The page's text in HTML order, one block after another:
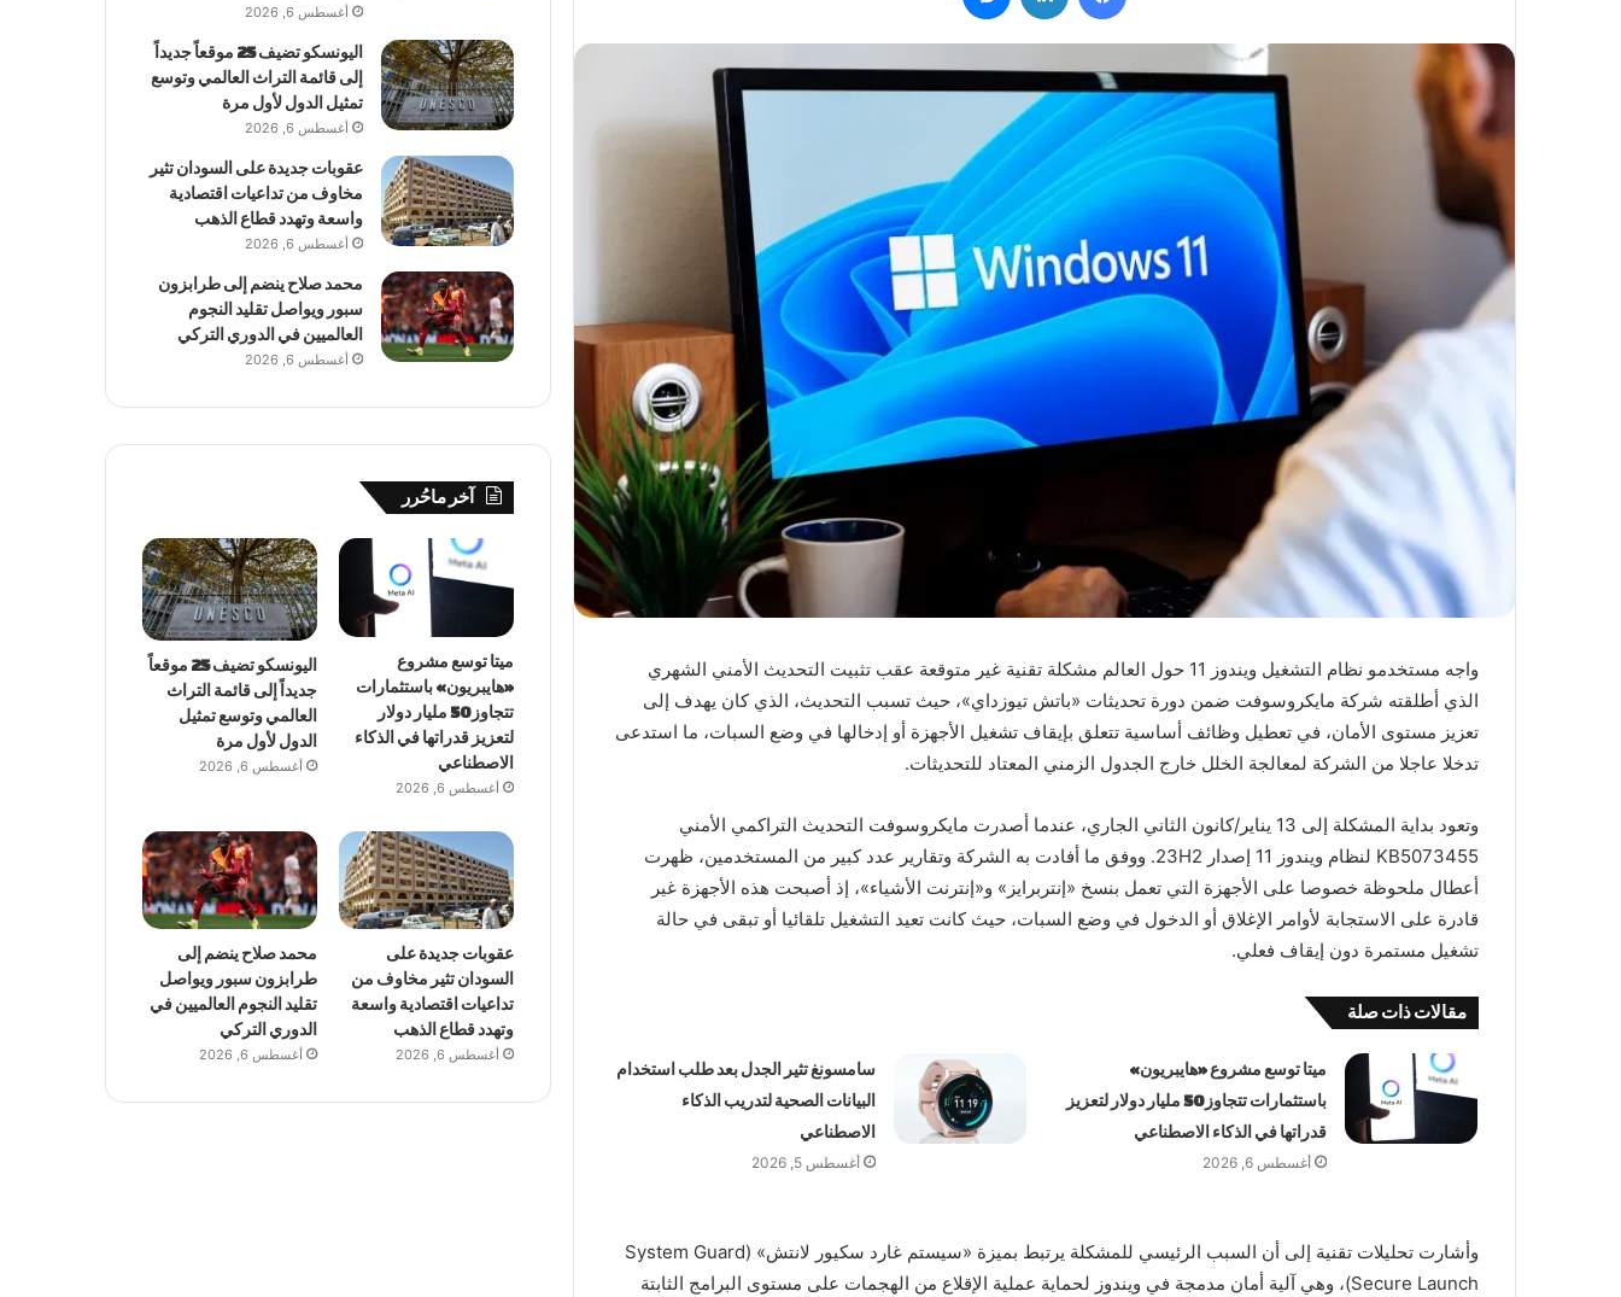
واجه مستخدمو نظام التشغيل ويندوز 11 حول العالم مشكلة تقنية غير متوقعة عقب تثبيت التحديث الأمني الشهري
الذي أطلقته شركة مايكروسوفت ضمن دورة تحديثات «باتش تيوزداي»، حيث تسبب التحديث، الذي كان يهدف إلى
تعزيز مستوى الأمان، في تعطيل وظائف أساسية تتعلق بإيقاف تشغيل الأجهزة أو إدخالها في وضع السبات، ما استدعى
تدخلا عاجلا من الشركة لمعالجة الخلل خارج الجدول الزمني المعتاد للتحديثات.
وتعود بداية المشكلة إلى 13 يناير/كانون الثاني الجاري، عندما أصدرت مايكروسوفت التحديث التراكمي الأمني
KB5073455 لنظام ويندوز 11 إصدار 23H2. ووفق ما أفادت به الشركة وتقارير عدد كبير من المستخدمين، ظهرت
أعطال ملحوظة خصوصا على الأجهزة التي تعمل بنسخ «إنتربرايز» و«إنترنت الأشياء»، إذ أصبحت هذه الأجهزة غير
قادرة على الاستجابة لأوامر الإغلاق أو الدخول في وضع السبات، حيث كانت تعيد التشغيل تلقائيا أو تبقى في حالة
تشغيل مستمرة دون إيقاف فعلي.
مقالات ذات صلة
ميتا توسع مشروع «هايبريون»
باستثمارات تتجاوز 50 مليار دولار لتعزيز
قدراتها في الذكاء الاصطناعي
أغسطس 6, 2026
سامسونغ تثير الجدل بعد طلب استخدام
البيانات الصحية لتدريب الذكاء
الاصطناعي
أغسطس 5, 2026
وأشارت تحليلات تقنية إلى أن السبب الرئيسي للمشكلة يرتبط بميزة «سيستم غارد سكيور لانتش» (System Guard
Secure Launch)، وهي آلية أمان مدمجة في ويندوز لحماية عملية الإقلاع من الهجمات على مستوى البرامج الثابتة
أغسطس 6, 2026
اليونسكو تضيف 25 موقعاً جديداً
إلى قائمة التراث العالمي وتوسع
تمثيل الدول لأول مرة
أغسطس 6, 2026
عقوبات جديدة على السودان تثير
مخاوف من تداعيات اقتصادية
واسعة وتهدد قطاع الذهب
أغسطس 6, 2026
محمد صلاح ينضم إلى طرابزون
سبور ويواصل تقليد النجوم
العالميين في الدوري التركي
أغسطس 6, 2026
آخر ماحُرر
ميتا توسع مشروع
«هايبريون» باستثمارات
تتجاوز 50 مليار دولار
لتعزيز قدراتها في الذكاء
الاصطناعي
أغسطس 6, 2026
اليونسكو تضيف 25 موقعاً
جديداً إلى قائمة التراث
العالمي وتوسع تمثيل
الدول لأول مرة
أغسطس 6, 2026
عقوبات جديدة على
السودان تثير مخاوف من
تداعيات اقتصادية واسعة
وتهدد قطاع الذهب
أغسطس 6, 2026
محمد صلاح ينضم إلى
طرابزون سبور ويواصل
تقليد النجوم العالميين في
الدوري التركي
أغسطس 6, 2026